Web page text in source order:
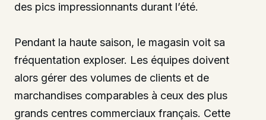
des pics impressionnants durant l’été.
Pendant la haute saison, le magasin voit sa
fréquentation exploser. Les équipes doivent
alors gérer des volumes de clients et de
marchandises comparables à ceux des plus
grands centres commerciaux français. Cette